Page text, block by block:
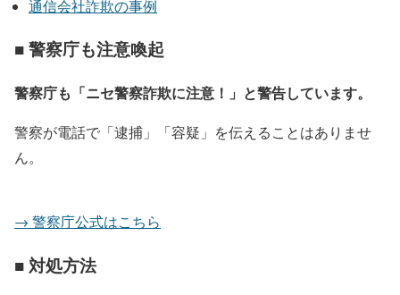
通信会社詐欺の事例
■ 警察庁も注意喚起
警察庁も「ニセ警察詐欺に注意！」と警告しています。
警察が電話で「逮捕」「容疑」を伝えることはありませ
ん。
→ 警察庁公式はこちら
■ 対処方法